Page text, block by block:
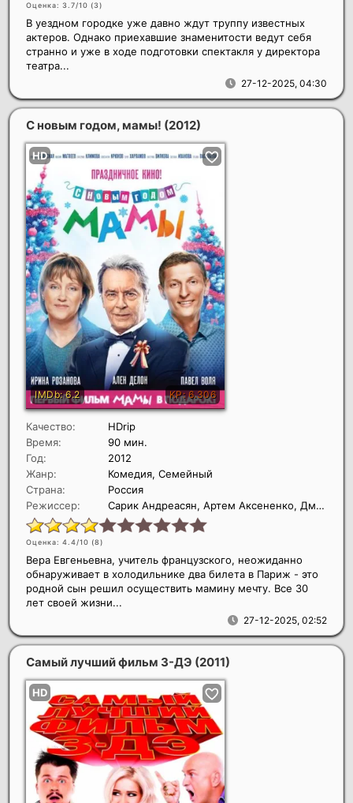
Оценка: 3.7/10 (3)
27-12-2025, 04:30
В уездном городке уже давно ждут труппу известных
актеров. Однако приехавшие знаменитости ведут себя
странно и уже в ходе подготовки спектакля у директора
театра...
С новым годом, мамы! (2012)
Качество:
HDrip
Время:
90 мин.
Год:
2012
Жанр:
Комедия, Семейный
Страна:
Россия
Режиссер:
Сарик Андреасян, Артем Аксененко, Дмитрий Грачев
Оценка: 4.4/10 (8)
27-12-2025, 02:52
Вера Евгеньевна, учитель французского, неожиданно
обнаруживает в холодильнике два билета в Париж - это
родной сын решил осуществить мамину мечту. Все 30
лет своей жизни...
Самый лучший фильм 3-ДЭ (2011)